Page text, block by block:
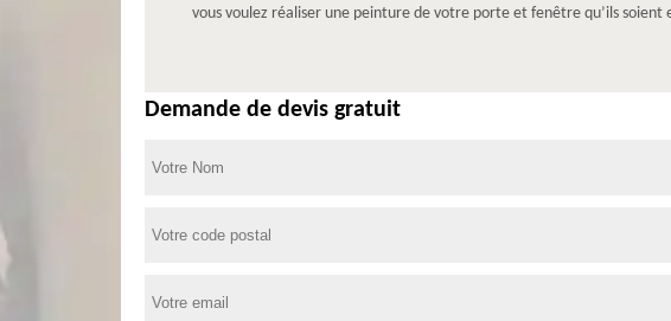
vous voulez réaliser une peinture de votre porte et fenêtre qu’ils
Demande de devis gratuit